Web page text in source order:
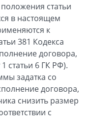
статьи
в настоящем
к
381 Кодекса
договора,
статьи 6 ГК РФ).
задатка со
договора,
снизить размер
с